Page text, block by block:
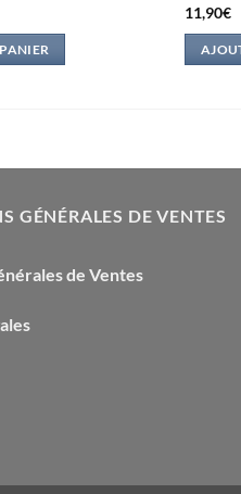
11,90€
GÉNÉRALES DE VENTES
de Ventes